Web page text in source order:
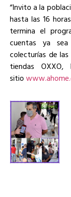
“Invito a la
hasta las 16
termina el
cuentas ya
colecturías de
tiendas
sitio